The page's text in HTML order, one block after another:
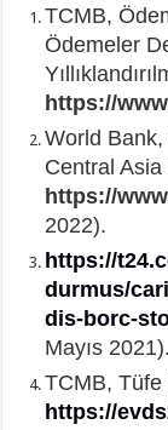
TCMB,
Ödemeler
https://
World
Central
https://
2022).
https://
durmus/
dis-borc-
Mayıs 2021).
TCMB, Tüfe
https://